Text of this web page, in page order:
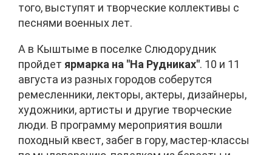
того, выступят и творческие коллективы с
песнями военных лет.
А в Кыштыме в поселке Слюдорудник
пройдет ярмарка на "На Рудниках". 10 и 11
августа из разных городов соберутся
ремесленники, лекторы, актеры, дизайнеры,
художники, артисты и другие творческие
люди. В программу мероприятия вошли
походный квест, забег в гору, мастер-классы